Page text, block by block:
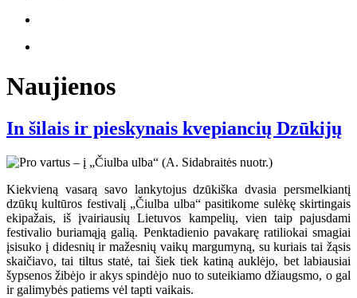
Naujienos
In šilais ir pieskynais kvepiancių Dzūkijų
Kiekvieną vasarą savo lankytojus dzūkiška dvasia persmelkiantį
dzūkų kultūros festivalį „Čiulba ulba“ pasitikome sulėkę skirtingais
ekipažais, iš įvairiausių Lietuvos kampelių, vien taip pajusdami
festivalio buriamąją galią. Penktadienio pavakarę ratiliokai smagiai
įsisuko į didesnių ir mažesnių vaikų margumyną, su kuriais tai žąsis
skaičiavo, tai tiltus statė, tai šiek tiek katiną auklėjo, bet labiausiai
šypsenos žibėjo ir akys spindėjo nuo to suteikiamo džiaugsmo, o gal
ir galimybės patiems vėl tapti vaikais.